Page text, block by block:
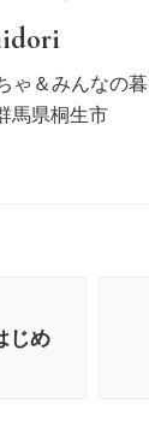
ゃ＆みんなの
馬県桐生市
じめ